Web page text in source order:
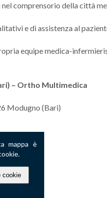
comprensorio della città
e di assistenza al
equipe medica-
– Ortho Multimedica
Modugno (Bari)
mappa è
cookie